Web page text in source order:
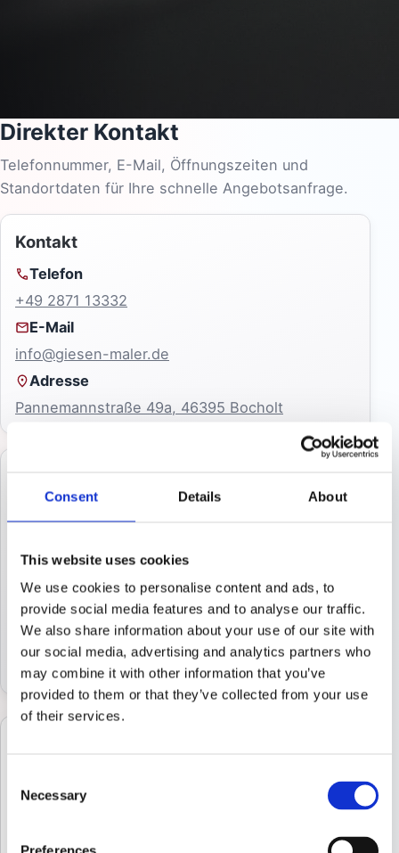
Consent Details About
This website uses cookies
We use cookies to personalise content and ads, to
provide social media features and to analyse our traffic.
We also share information about your use of our site with
our social media, advertising and analytics partners who
may combine it with other information that you’ve
provided to them or that they’ve collected from your use
of their services.
Selection
Necessary
Direkter Kontakt
Telefonnummer, E-Mail, Öffnungszeiten und
Standortdaten für Ihre schnelle Angebotsanfrage.
Kontakt
Telefon
+49 2871 13332
E-Mail
info@giesen-maler.de
Adresse
Pannemannstraße 49a, 46395 Bocholt
14:00 – 16:30
Samstag – Sonntag
geschlossen
Termine außerhalb der Bürozeiten nach Absprache
möglich.
Sie die Route direkt in Google Maps öffnen.